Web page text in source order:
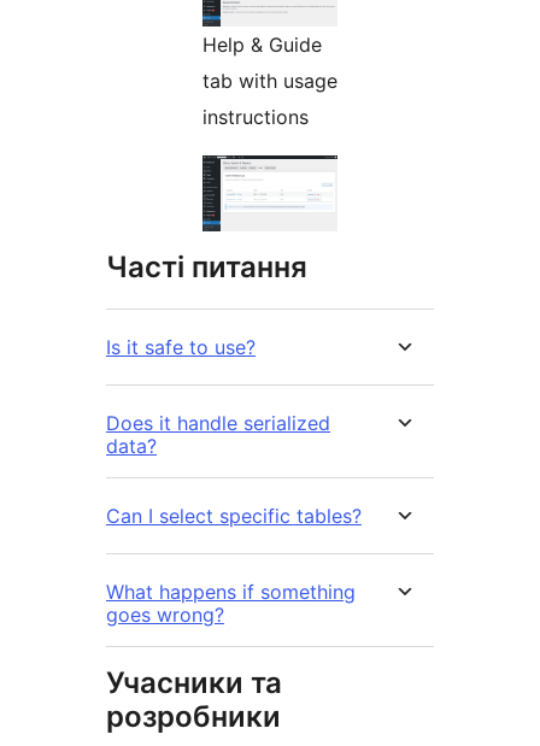
Help & Guide
tab with usage
instructions
Часті питання
Is it safe to use?
Does it handle serialized
data?
Can I select specific tables?
What happens if something
goes wrong?
Учасники та
розробники